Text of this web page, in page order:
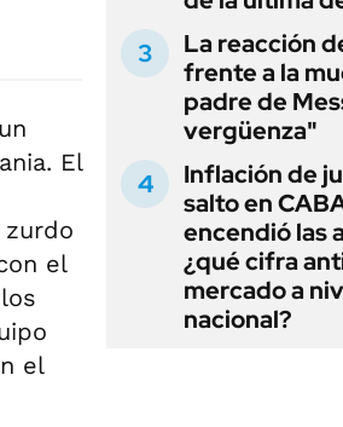
El
el
el
La reacción
frente a la
padre de
vergüenza"
Inflación de
salto en
encendió las
¿qué cifra
mercado a
nacional?